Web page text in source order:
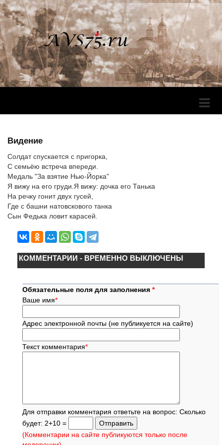
Видение
Солдат спускается с пригорка,
С семьёю встреча впереди.
Медаль "За взятие Нью-Йорка"
Я вижу на его груди.Я вижу: дочка его Танька
На речку гонит двух гусей,
Где с башни натовскового танка
Сын Федька ловит карасей.
КОММЕНТАРИИ - ВРЕМЕННО ВЫКЛЮЧЕНЫ
Обязательные поля для заполнения *
Ваше имя*
Адрес электронной почты (не публикуется на сайте)
Текст комментария*
Для отправки комментария ответьте на вопрос: Сколько
будет: 2+10 =
(Комментарии на сайте публикуются только после